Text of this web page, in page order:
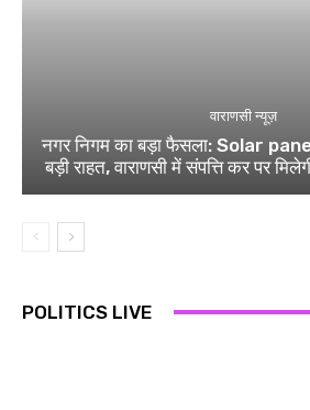
वाराणसी न्यूज़
नगर निगम का बड़ा फैसला: Solar panel
बड़ी राहत, वाराणसी में संपत्ति कर पर
POLITICS LIVE